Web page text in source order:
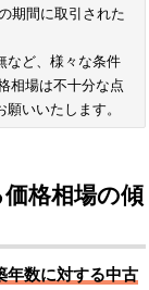
期間に取引された
など、様々な条件
相場は不十分な点
いいたします。
格相場の傾
年数に対する中古